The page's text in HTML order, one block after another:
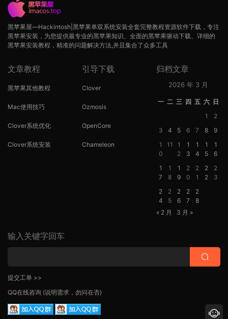
黑苹果屋—Hackintosh|黑苹果单双系统安装全套完整教程资源软件下载，专注
黑苹果安装，为您提供最专业的黑苹果知识、全面的黑苹果驱动下载、详细的
黑苹果安装教程，精准的问题解决方法,并且集合了众多工具
文章教程
黑苹果其他教程
Mac使用技巧
Clover系统优化
Clover系统安装
引导下载
Clover
Ozmosis
OpenCore
Chameleon
归档文章
2026 年 3 月
一 二 三 四 五 六 日
1
2
3
4 5 6 7 8
9
1
0
11
1
2
1
3
1
4
1
5
1
6
1
7
1
8
1
9
2
0
2
1
2
2
2
3
2
4
2
5
2
6
2
7
2
8
« 2 月
3 月 »
输入关键字回车
提交工单 >>
QQ在线咨询 (说明需求，勿问在否)